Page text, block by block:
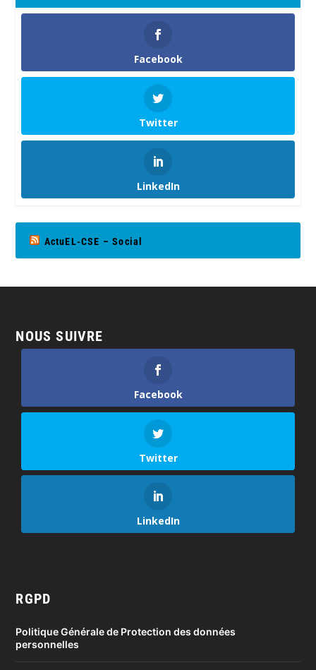
Facebook
Twitter
LinkedIn
ActuEL-CSE – Social
NOUS SUIVRE
Facebook
Twitter
LinkedIn
RGPD
Politique Générale de Protection des données
personnelles